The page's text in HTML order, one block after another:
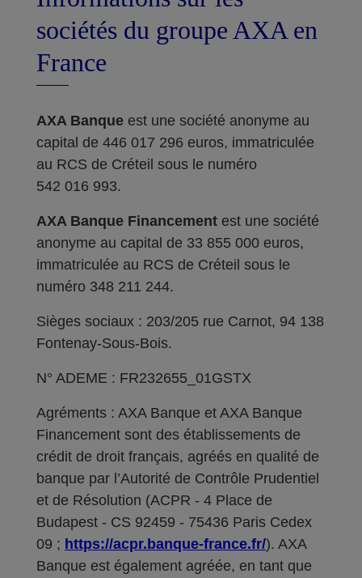
sociétés du groupe AXA en
France
AXA Banque est une société anonyme au
capital de 446 017 296 euros, immatriculée
au RCS de Créteil sous le numéro
542 016 993.
AXA Banque Financement est une société
anonyme au capital de 33 855 000 euros,
immatriculée au RCS de Créteil sous le
numéro 348 211 244.
Sièges sociaux : 203/205 rue Carnot, 94 138
Fontenay-Sous-Bois.
N° ADEME : FR232655_01GSTX
Agréments : AXA Banque et AXA Banque
Financement sont des établissements de
crédit de droit français, agréés en qualité de
banque par l’Autorité de Contrôle Prudentiel
et de Résolution (ACPR - 4 Place de
Budapest - CS 92459 - 75436 Paris Cedex
09 ; https://acpr.banque-france.fr/). AXA
Banque est également agréée, en tant que